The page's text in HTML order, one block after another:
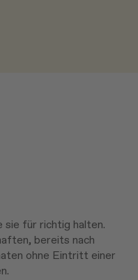
für richtig halten.
bereits nach
ohne Eintritt einer